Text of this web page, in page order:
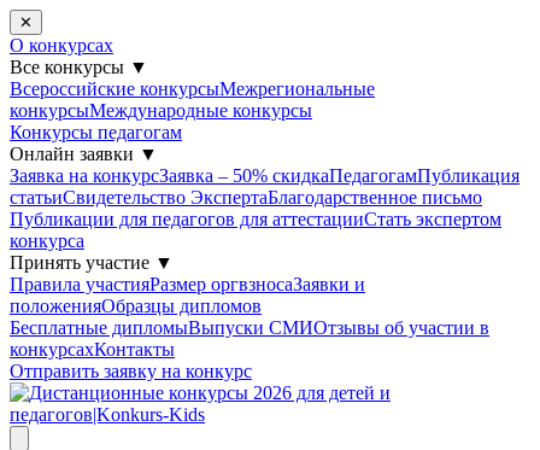
✕
О конкурсах
Все конкурсы ▼
Всероссийские конкурсыМежрегиональные
конкурсыМеждународные конкурсы
Конкурсы педагогам
Онлайн заявки ▼
Заявка на конкурсЗаявка – 50% скидкаПедагогамПубликация
статьиСвидетельство ЭкспертаБлагодарcтвенное письмо
Публикации для педагогов для аттестацииСтать экспертом
конкурса
Принять участие ▼
Правила участияРазмер оргвзносаЗаявки и
положенияОбразцы дипломов
Бесплатные дипломыВыпуски СМИОтзывы об участии в
конкурсахКонтакты
Отправить заявку на конкурс